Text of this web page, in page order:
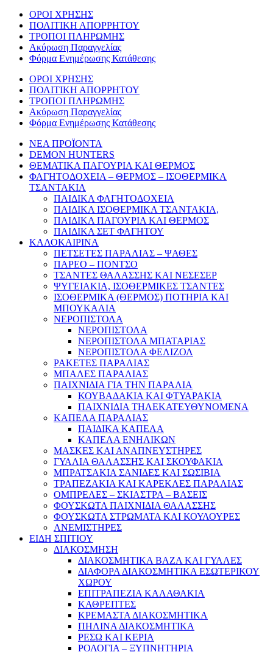
ΟΡΟΙ ΧΡΗΣΗΣ
ΠΟΛΙΤΙΚΗ ΑΠΟΡΡΗΤΟΥ
ΤΡΟΠΟΙ ΠΛΗΡΩΜΗΣ
Ακύρωση Παραγγελίας
Φόρμα Ενημέρωσης Κατάθεσης
ΟΡΟΙ ΧΡΗΣΗΣ
ΠΟΛΙΤΙΚΗ ΑΠΟΡΡΗΤΟΥ
ΤΡΟΠΟΙ ΠΛΗΡΩΜΗΣ
Ακύρωση Παραγγελίας
Φόρμα Ενημέρωσης Κατάθεσης
ΝΕΑ ΠΡΟΪΟΝΤΑ
DEMON HUNTERS
ΘΕΜΑΤΙΚΑ ΠΑΓΟΥΡΙΑ ΚΑΙ ΘΕΡΜΟΣ
ΦΑΓΗΤΟΔΟΧΕΙΑ – ΘΕΡΜΟΣ – ΙΣΟΘΕΡΜΙΚΑ
ΤΣΑΝΤΑΚΙΑ
ΠΑΙΔΙΚΑ ΦΑΓΗΤΟΔΟΧΕΙΑ
ΠΑΙΔΙΚΑ ΙΣΟΘΕΡΜΙΚΑ ΤΣΑΝΤΑΚΙΑ,
ΠΑΙΔΙΚΑ ΠΑΓΟΥΡΙΑ ΚΑΙ ΘΕΡΜΟΣ
ΠΑΙΔΙΚΑ ΣΕΤ ΦΑΓΗΤΟΥ
ΚΑΛΟΚΑΙΡΙΝΑ
ΠΕΤΣΕΤΕΣ ΠΑΡΑΛΙΑΣ – ΨΑΘΕΣ
ΠΑΡΕΟ – ΠΟΝΤΣΟ
ΤΣΑΝΤΕΣ ΘΑΛΑΣΣΗΣ ΚΑΙ ΝΕΣΕΣΕΡ
ΨΥΓΕΙΑΚΙΑ, ΙΣΟΘΕΡΜΙΚΕΣ ΤΣΑΝΤΕΣ
ΙΣΟΘΕΡΜΙΚΑ (ΘΕΡΜΟΣ) ΠΟΤΗΡΙΑ ΚΑΙ
ΜΠΟΥΚΑΛΙΑ
ΝΕΡΟΠΙΣΤΟΛΑ
ΝΕΡΟΠΙΣΤΟΛΑ
ΝΕΡΟΠΙΣΤΟΛΑ ΜΠΑΤΑΡΙΑΣ
ΝΕΡΟΠΙΣΤΟΛΑ ΦΕΛΙΖΟΛ
ΡΑΚΕΤΕΣ ΠΑΡΑΛΙΑΣ
ΜΠΑΛΕΣ ΠΑΡΑΛΙΑΣ
ΠΑΙΧΝΙΔΙΑ ΓΙΑ ΤΗΝ ΠΑΡΑΛΙΑ
ΚΟΥΒΑΔΑΚΙΑ ΚΑΙ ΦΤΥΑΡΑΚΙΑ
ΠΑΙΧΝΙΔΙΑ ΤΗΛΕΚΑΤΕΥΘΥΝΟΜΕΝΑ
ΚΑΠΕΛΑ ΠΑΡΑΛΙΑΣ
ΠΑΙΔΙΚΑ ΚΑΠΕΛΑ
ΚΑΠΕΛΑ ΕΝΗΛΙΚΩΝ
ΜΑΣΚΕΣ ΚΑΙ ΑΝΑΠΝΕΥΣΤΗΡΕΣ
ΓΥΑΛΙΑ ΘΑΛΑΣΣΗΣ ΚΑΙ ΣΚΟΥΦΑΚΙΑ
ΜΠΡΑΤΣΑΚΙΑ ΣΑΝΙΔΕΣ ΚΑΙ ΣΩΣΙΒΙΑ
ΤΡΑΠΕΖΑΚΙΑ ΚΑΙ ΚΑΡΕΚΛΕΣ ΠΑΡΑΛΙΑΣ
ΟΜΠΡΕΛΕΣ – ΣΚΙΑΣΤΡΑ – ΒΑΣΕΙΣ
ΦΟΥΣΚΩΤΑ ΠΑΙΧΝΙΔΙΑ ΘΑΛΑΣΣΗΣ
ΦΟΥΣΚΩΤΑ ΣΤΡΩΜΑΤΑ ΚΑΙ ΚΟΥΛΟΥΡΕΣ
ΑΝΕΜΙΣΤΗΡΕΣ
ΕΙΔΗ ΣΠΙΤΙΟΥ
ΔΙΑΚΟΣΜΗΣΗ
ΔΙΑΚΟΣΜΗΤΙΚΑ ΒΑΖΑ ΚΑΙ ΓΥΑΛΕΣ
ΔΙΑΦΟΡΑ ΔΙΑΚΟΣΜΗΤΙΚΑ ΕΣΩΤΕΡΙΚΟΥ
ΧΩΡΟΥ
ΕΠΙΤΡΑΠΕΖΙΑ ΚΑΛΑΘΑΚΙΑ
ΚΑΘΡΕΠΤΕΣ
ΚΡΕΜΑΣΤΑ ΔΙΑΚΟΣΜΗΤΙΚΑ
ΠΗΛΙΝΑ ΔΙΑΚΟΣΜΗΤΙΚΑ
ΡΕΣΩ ΚΑΙ ΚΕΡΙΑ
ΡΟΛΟΓΙΑ – ΞΥΠΝΗΤΗΡΙΑ